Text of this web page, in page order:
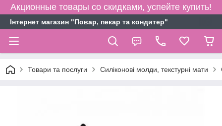
Акционные товары со скидками, успейте купить!
Інтернет магазин "Повар, пекар та кондитер"
Товари та послуги Силіконові молди, текстурні мати